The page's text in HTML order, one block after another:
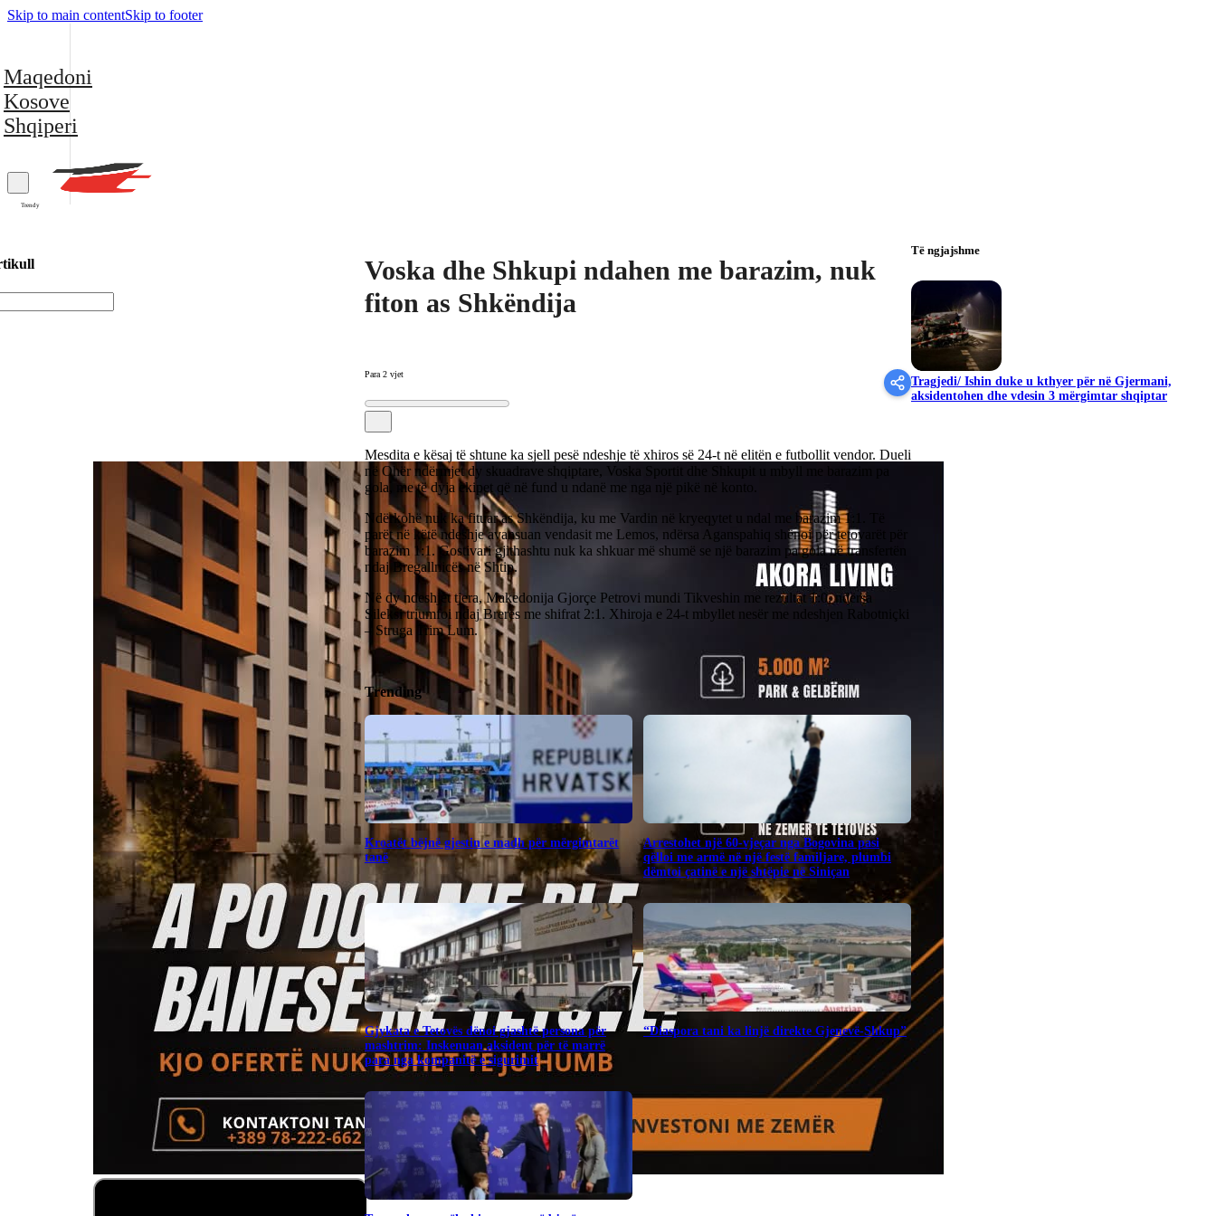
Skip to main contentSkip to footer
Maqedoni
Kosove
Shqiperi
Trendy
Voska dhe Shkupi ndahen me barazim, nuk
fiton as Shkëndija
Para 2 vjet
Mesdita e kësaj të shtune ka sjell pesë ndeshje të xhiros së 24-t në elitën e futbollit vendor. Dueli
në Ohër ndërmjet dy skuadrave shqiptare, Voska Sportit dhe Shkupit u mbyll me barazim pa
gola, me të dyja ekipet që në fund u ndanë me nga një pikë në konto.
Ndërkohë nuk ka fituar as Shkëndija, ku me Vardin në kryeqytet u ndal me barazim 1:1. Të
parët në këtë ndeshje avansuan vendasit me Lemos, ndërsa Aganspahiq shënoi për tetovarët për
barazim 1:1. Gostivari gjithashtu nuk ka shkuar më shumë se një barazim pa gola në transfertën
ndaj Bregallnicës në Shtip.
Në dy ndeshjet tjera, Makedonija Gjorçe Petrovi mundi Tikveshin me rezultat 1:0, ndërsa
Sileksi triumfoi ndaj Brerës me shifrat 2:1. Xhiroja e 24-t mbyllet nesër me ndeshjen Rabotniçki
– Struga Trim Lum.
Trending
Kroatët bëjnë gjestin e madh për mërgimtarët
tanë
Arrestohet një 60-vjeçar nga Bogovina pasi
qëlloi me armë në një festë familjare, plumbi
dëmtoi çatinë e një shtëpie në Siniçan
Gjykata e Tetovës dënoi gjashtë persona për
mashtrim: Inskenuan aksident për të marrë
para nga kompanitë e sigurimit
“Diaspora tani ka linjë direkte Gjenevë-Shkup”
Të ngjajshme
Tragjedi/ Ishin duke u kthyer për në Gjermani,
aksidentohen dhe vdesin 3 mërgimtar shqiptar